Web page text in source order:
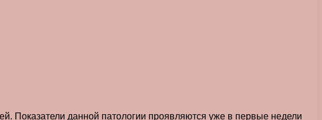
Показатели данной патологии проявляются уже в первые недели